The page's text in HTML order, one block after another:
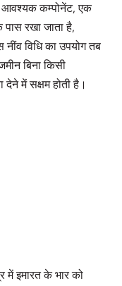
आवश्यक कम्पोनेंट, एक
रखा जाता है,
विधि का उपयोग तब
बिना किसी
में सक्षम होती है।
में इमारत के भार को